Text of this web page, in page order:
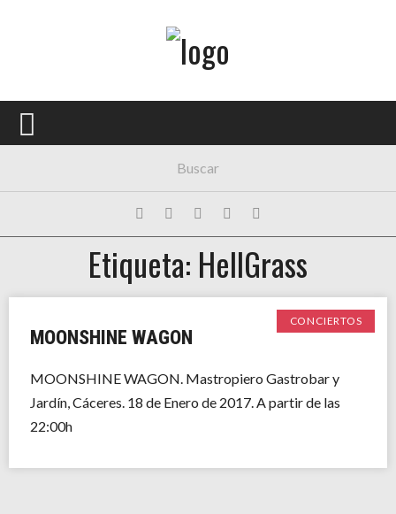
PORTADA
FESTIVALES
EXPOSICIONES
HISTORIAS
Etiqueta: HellGrass
CONCIERTOS
MOONSHINE WAGON
MOONSHINE WAGON. Mastropiero Gastrobar y
Jardín, Cáceres. 18 de Enero de 2017. A partir de las
22:00h